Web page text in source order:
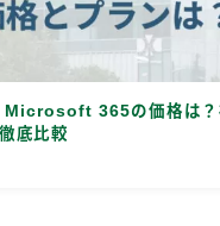
Microsoft 365の価格は？
底比較